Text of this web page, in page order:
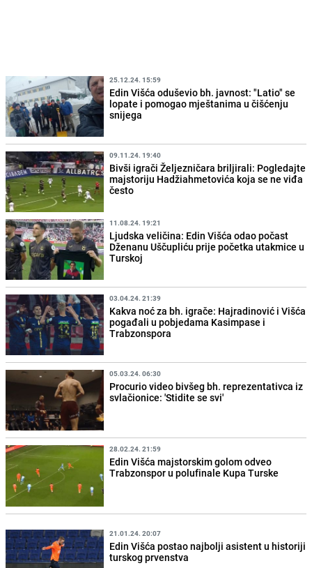
25.12.24. 15:59
Edin Višća oduševio bh. javnost: "Latio" se
lopate i pomogao mještanima u čišćenju
snijega
09.11.24. 19:40
Bivši igrači Željezničara briljirali: Pogledajte
majstoriju Hadžiahmetovića koja se ne viđa
često
11.08.24. 19:21
Ljudska veličina: Edin Višća odao počast
Dženanu Uščupliću prije početka utakmice u
Turskoj
03.04.24. 21:39
Kakva noć za bh. igrače: Hajradinović i Višća
pogađali u pobjedama Kasimpase i
Trabzonspora
05.03.24. 06:30
Procurio video bivšeg bh. reprezentativca iz
svlačionice: 'Stidite se svi'
28.02.24. 21:59
Edin Višća majstorskim golom odveo
Trabzonspor u polufinale Kupa Turske
21.01.24. 20:07
Edin Višća postao najbolji asistent u historiji
turskog prvenstva